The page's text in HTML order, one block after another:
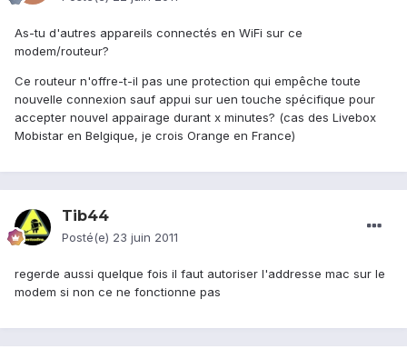
As-tu d'autres appareils connectés en WiFi sur ce
modem/routeur?
Ce routeur n'offre-t-il pas une protection qui empêche toute
nouvelle connexion sauf appui sur uen touche spécifique pour
accepter nouvel appairage durant x minutes? (cas des Livebox
Mobistar en Belgique, je crois Orange en France)
Tib44
Posté(e) 23 juin 2011
regerde aussi quelque fois il faut autoriser l'addresse mac sur le
modem si non ce ne fonctionne pas